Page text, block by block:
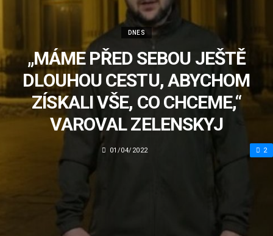
DNES
„MÁME PŘED SEBOU JEŠTĚ
DLOUHOU CESTU, ABYCHOM
ZÍSKALI VŠE, CO CHCEME,“
VAROVAL ZELENSKYJ
01/04/2022 2